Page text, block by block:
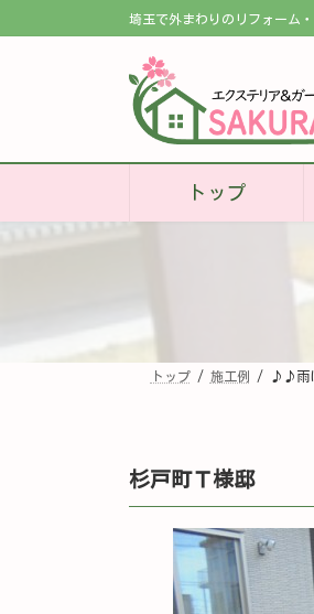
プ
動
埼玉で外まわりのリフォーム
トップ
トップ 施工例 ♪♪雨
杉戸町Ｔ様邸